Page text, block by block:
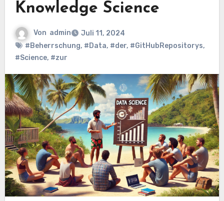
Knowledge Science
Von admin
Juli 11, 2024
#Beherrschung, #Data, #der, #GitHubRepositorys,
#Science, #zur